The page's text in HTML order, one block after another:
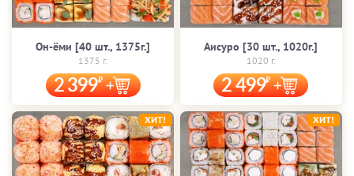
Он-ёми [40 шт., 1375г.]
1375 г.
2 399
Аисуро [30 шт., 1020г.]
1020 г.
2 499
ХИТ! ХИТ!